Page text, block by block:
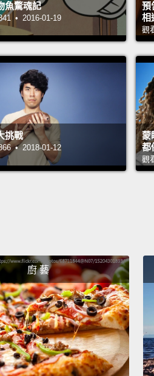
魚驚魂記
• 2016-01-19
預
相
觀
挑戰
• 2018-01-12
蒙
都
觀
廚 藝